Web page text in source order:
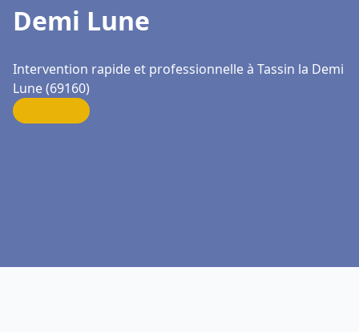
Demi Lune
Intervention rapide et professionnelle à Tassin la Demi
Lune (69160)